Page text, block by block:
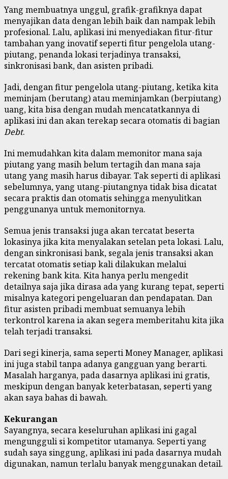
Yang membuatnya unggul, grafik-grafiknya dapat
menyajikan data dengan lebih baik dan nampak lebih
profesional. Lalu, aplikasi ini menyediakan fitur-fitur
tambahan yang inovatif seperti fitur pengelola utang-
piutang, penanda lokasi terjadinya transaksi,
sinkronisasi bank, dan asisten pribadi.
Jadi, dengan fitur pengelola utang-piutang, ketika kita
meminjam (berutang) atau meminjamkan (berpiutang)
uang, kita bisa dengan mudah mencatatkannya di
aplikasi ini dan akan terekap secara otomatis di bagian
Debt.
Ini memudahkan kita dalam memonitor mana saja
piutang yang masih belum tertagih dan mana saja
utang yang masih harus dibayar. Tak seperti di aplikasi
sebelumnya, yang utang-piutangnya tidak bisa dicatat
secara praktis dan otomatis sehingga menyulitkan
penggunanya untuk memonitornya.
Semua jenis transaksi juga akan tercatat beserta
lokasinya jika kita menyalakan setelan peta lokasi. Lalu,
dengan sinkronisasi bank, segala jenis transaksi akan
tercatat otomatis setiap kali dilakukan melalui
rekening bank kita. Kita hanya perlu mengedit
detailnya saja jika dirasa ada yang kurang tepat, seperti
misalnya kategori pengeluaran dan pendapatan. Dan
fitur asisten pribadi membuat semuanya lebih
terkontrol karena ia akan segera memberitahu kita jika
telah terjadi transaksi.
Dari segi kinerja, sama seperti Money Manager, aplikasi
ini juga stabil tanpa adanya gangguan yang berarti.
Masalah harganya, pada dasarnya aplikasi ini gratis,
meskipun dengan banyak keterbatasan, seperti yang
akan saya bahas di bawah.
Kekurangan
Sayangnya, secara keseluruhan aplikasi ini gagal
mengungguli si kompetitor utamanya. Seperti yang
sudah saya singgung, aplikasi ini pada dasarnya mudah
digunakan, namun terlalu banyak menggunakan detail.